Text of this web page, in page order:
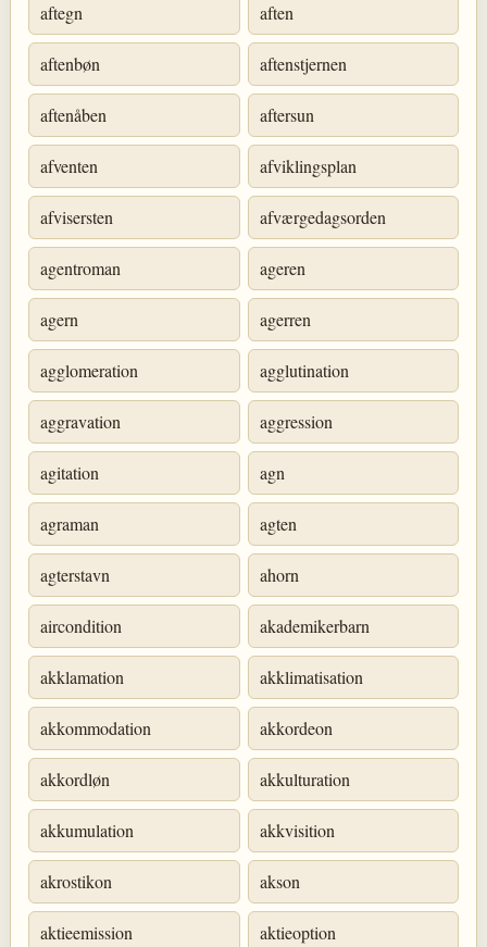
aftegn aften
aftenbøn aftenstjernen
aftenåben aftersun
afventen afviklingsplan
afvisersten afværgedagsorden
agentroman ageren
agern agerren
agglomeration agglutination
aggravation aggression
agitation agn
agraman agten
agterstavn ahorn
aircondition akademikerbarn
akklamation akklimatisation
akkommodation akkordeon
akkordløn akkulturation
akkumulation akkvisition
akrostikon akson
aktieemission aktieoption